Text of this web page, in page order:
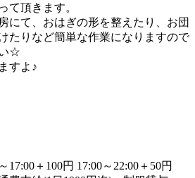
て頂きます。
にて、おはぎの形を整えたり、お団
たりなど簡単な作業になりますので
☆
すよ♪
17:00＋100円 17:00～22:00＋50円